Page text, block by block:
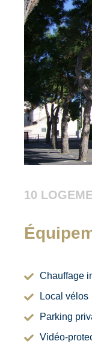
10
Chauffage
Local vélos
Parking
Vidéo-